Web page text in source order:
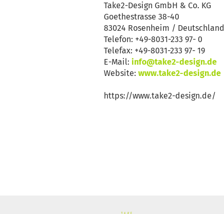
Take2-Design GmbH & Co. KG
Goethestrasse 38-40
83024 Rosenheim / Deutschland
Telefon: +49-8031-233 97- 0
Telefax: +49-8031-233 97- 19
E-Mail: info@take2-design.de
Website: www.take2-design.de
https://www.take2-design.de/